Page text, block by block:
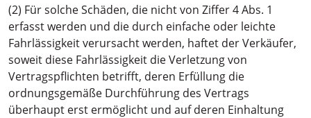
(2) Für solche Schäden, die nicht von Ziffer 4 Abs. 1
erfasst werden und die durch einfache oder leichte
Fahrlässigkeit verursacht werden, haftet der Verkäufer,
soweit diese Fahrlässigkeit die Verletzung von
Vertragspflichten betrifft, deren Erfüllung die
ordnungsgemäße Durchführung des Vertrags
überhaupt erst ermöglicht und auf deren Einhaltung